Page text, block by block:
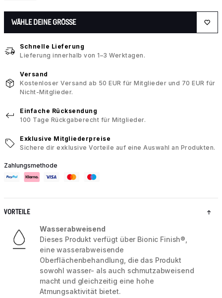
WÄHLE DEINE GRÖSSE
Schnelle Lieferung
Lieferung innerhalb von 1–3 Werktagen.
Versand
Kostenloser Versand ab 50 EUR für Mitglieder und 70 EUR für
Nicht-Mitglieder.
Einfache Rücksendung
100 Tage Rückgaberecht für Mitglieder.
Exklusive Mitgliederpreise
Sichere dir exklusive Vorteile auf eine Auswahl an Produkten.
Zahlungsmethode
VORTEILE
Wasserabweisend
Dieses Produkt verfügt über Bionic Finish®,
eine wasserabweisende
Oberflächenbehandlung, die das Produkt
sowohl wasser- als auch schmutzabweisend
macht und gleichzeitig eine hohe
Atmungsaktivität bietet.